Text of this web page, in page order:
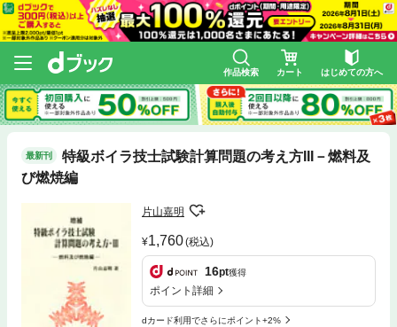
作品検索 カート はじめての方へ
最新刊
特級ボイラ技士試験計算問題の考え方III－燃料及
び燃焼編
片山嘉明
1,760(税込)
16pt獲得
ポイント詳細
dカード利用でさらにポイント+2%